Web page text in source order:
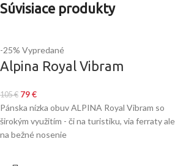
Súvisiace produkty
-25% Vypredané
Alpina Royal Vibram
105€ 79€
Pánska nízka obuv ALPINA Royal Vibram so
širokým využitím - či na turistiku, via ferraty
na bežné nosenie